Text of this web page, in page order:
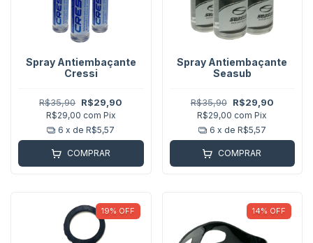
Spray Antiembaçante
Cressi
R$35,90 R$29,90
R$29,00 com Pix
6 x deR$5,57
COMPRAR
Spray Antiembaçante
Seasub
R$35,90 R$29,90
R$29,00 com Pix
6 x de R$5,57
COMPRAR
19% OFF 14% OFF